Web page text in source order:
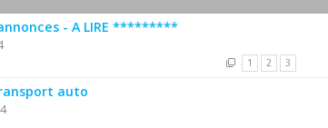
- A LIRE *********
1 2 3
auto